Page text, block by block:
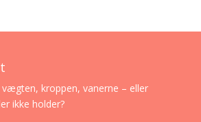
kroppen, vanerne – eller
ikke holder?